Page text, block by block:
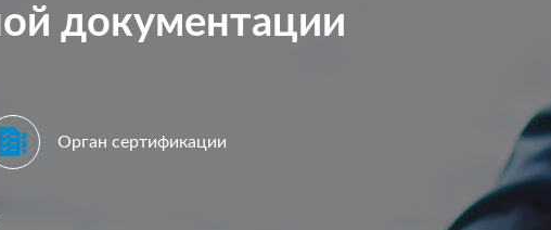
документации
Орган сертификации